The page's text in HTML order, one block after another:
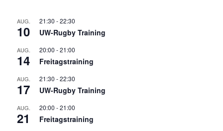
AUG.
10
21:30 -22:30
UW-Rugby Training
AUG.
14
20:00 -21:00
Freitagstraining
AUG.
17
21:30 -22:30
UW-Rugby Training
AUG.
21
20:00 -21:00
Freitagstraining